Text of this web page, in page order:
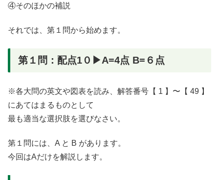
④そのほかの補説
それでは、第１問から始めます。
第１問：配点1０▶︎A=4点 B=６点
※各大問の英文や図表を読み、解答番号【 1 】〜【 49 】
にあてはまるものとして
最も適当な選択肢を選びなさい。
第１問には、A と B があります。
今回はAだけを解説します。